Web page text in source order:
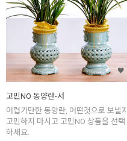
고민NO 동양란-서
어렵기만한 동양란, 어떤것으로 보낼지
고민하지 마시고 고민NO 상품을 선택
하세요.